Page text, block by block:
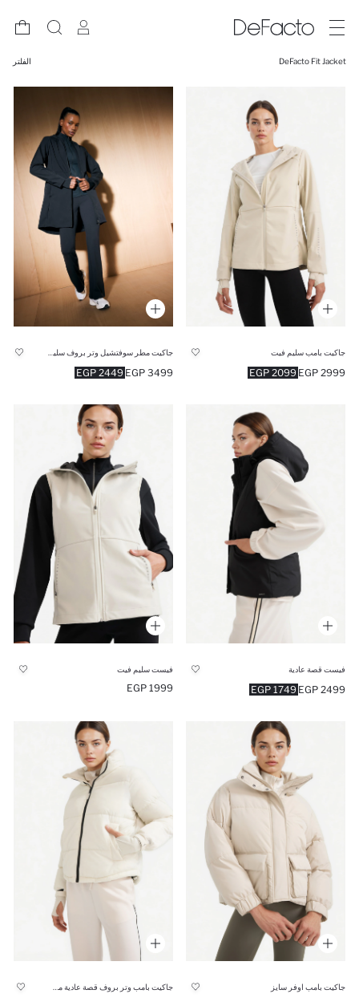
DeFacto Fit Jacket الفلتر
جاكيت بامب سليم فيت
2099 EGP 2999 EGP
2449 EGP 3499 EGP
فيست قصة عادية
1749 EGP 2499 EGP
فيست سليم فيت
1999 EGP
جاكيت بامب اوفر سايز